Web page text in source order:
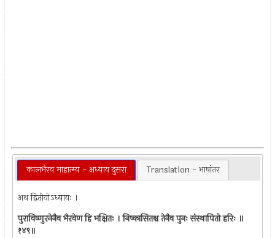
कालभैरव माहात्म्य - अध्याय दुसरा Translation - भाषांतर
अथ द्वितीयोऽध्यायः ।
पुराविष्णुरनेनैव भैरवेण हि भक्षितः । निष्कासितश्च तेनैव पुनः संस्थापितो हरिः ॥
१४९॥